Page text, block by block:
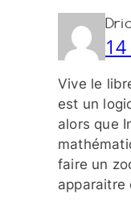
Vive le
est un
alors que
faire un
apparaitre